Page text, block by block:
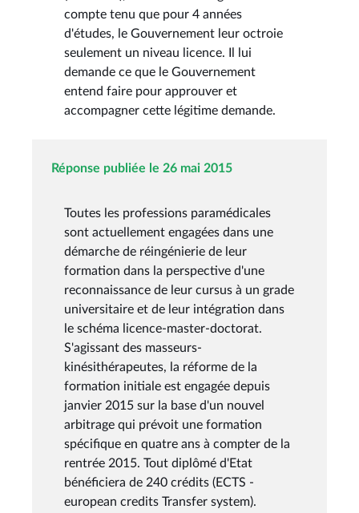
compte tenu que pour 4 années
d'études, le Gouvernement leur octroie
seulement un niveau licence. Il lui
demande ce que le Gouvernement
entend faire pour approuver et
accompagner cette légitime demande.
Réponse publiée le 26 mai 2015
Toutes les professions paramédicales
sont actuellement engagées dans une
démarche de réingénierie de leur
formation dans la perspective d'une
reconnaissance de leur cursus à un grade
universitaire et de leur intégration dans
le schéma licence-master-doctorat.
S'agissant des masseurs-
kinésithérapeutes, la réforme de la
formation initiale est engagée depuis
janvier 2015 sur la base d'un nouvel
arbitrage qui prévoit une formation
spécifique en quatre ans à compter de la
rentrée 2015. Tout diplômé d'Etat
bénéficiera de 240 crédits (ECTS -
european credits Transfer system).